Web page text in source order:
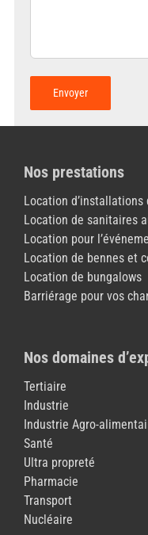
Nos prestations
Location
Location de sanitaires
Location pour
Location de bennes et
Location de bungalows
Barriérage pour vos
Nos domaines
Tertiaire
Industrie
Industrie Agro-
Santé
Ultra propreté
Pharmacie
Transport
Nucléaire